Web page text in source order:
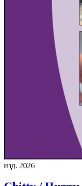
изд. 2026